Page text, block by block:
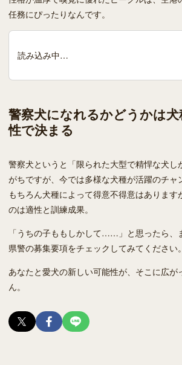
任務にぴったりなんです。
読み込み中…
警察犬になれるかどうかは
性で決まる
警察犬というと「限られた大型で精悍な犬し
がちですが、今では多様な犬種が活躍のチャ
もちろん犬種によって得意不得意はあります
のは適性と訓練成果。
「うちの子ももしかして……」と思ったら、
県警の募集要項をチェックしてみてください。
あなたと愛犬の新しい可能性が、そこに広が
ん。